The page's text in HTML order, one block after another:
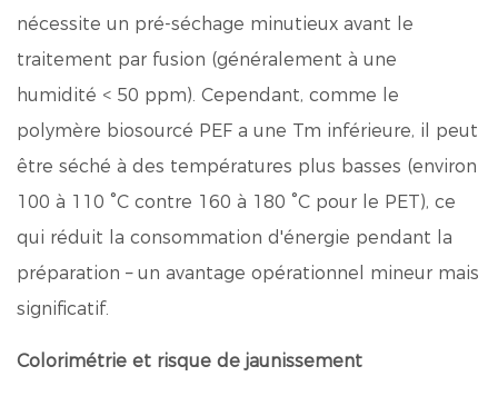
nécessite un pré-séchage minutieux avant le
traitement par fusion (généralement à une
humidité < 50 ppm). Cependant, comme le
polymère biosourcé PEF a une Tm inférieure, il peut
être séché à des températures plus basses (environ
100 à 110 °C contre 160 à 180 °C pour le PET), ce
qui réduit la consommation d'énergie pendant la
préparation – un avantage opérationnel mineur mais
significatif.
Colorimétrie et risque de jaunissement